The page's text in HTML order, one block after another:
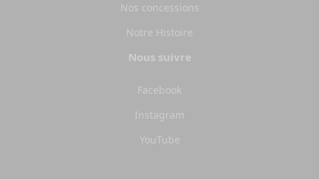
Nos concessions
Notre Histoire
Nous suivre
Facebook
Instagram
YouTube